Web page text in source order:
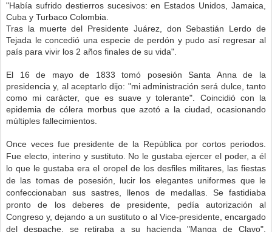
"Había sufrido destierros sucesivos: en Estados Unidos, Jamaica,
Cuba y Turbaco Colombia.
Tras la muerte del Presidente Juárez, don Sebastián Lerdo de
Tejada le concedió una especie de perdón y pudo así regresar al
país para vivir los 2 años finales de su vida".
El 16 de mayo de 1833 tomó posesión Santa Anna de la
presidencia y, al aceptarlo dijo: "mi administración será dulce, tanto
como mi carácter, que es suave y tolerante". Coincidió con la
epidemia de cólera morbus que azotó a la ciudad, ocasionando
múltiples fallecimientos.
Once veces fue presidente de la República por cortos periodos.
Fue electo, interino y sustituto. No le gustaba ejercer el poder, a él
lo que le gustaba era el oropel de los desfiles militares, las fiestas
de las tomas de posesión, lucir los elegantes uniformes que le
confeccionaban sus sastres, llenos de medallas. Se fastidiaba
pronto de los deberes de presidente, pedía autorización al
Congreso y, dejando a un sustituto o al Vice-presidente, encargado
del despache, se retiraba a su hacienda "Manga de Clavo",